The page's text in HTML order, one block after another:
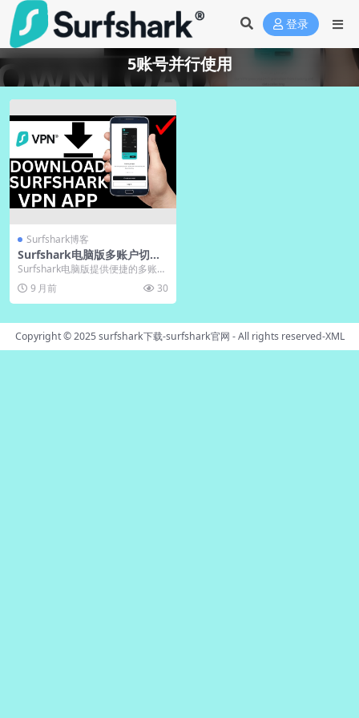
登录
5账号并行使用
Surfshark博客
Surfshark电脑版多账户切换
｜官网支持5账号并行
Surfshark电脑版提供便捷的多账户
切换功能，支持单个主账户同时运
行五个独立...
9 月前 30
Copyright © 2025surfshark下载-surfshark官网 - All rights reserved-XML